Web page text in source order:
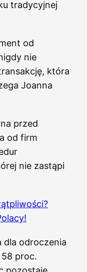
tradycyjnej
od
nie
która
Joanna
przed
od firm
nie zastąpi
dla odroczenia
proc.